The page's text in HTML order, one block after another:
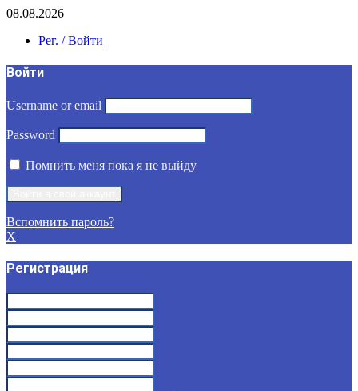
08.08.2026
Рег. / Войти
Войти
Username or email
Password
Помнить меня пока я не выйду
Вспомнить пароль?
X
Регистрация